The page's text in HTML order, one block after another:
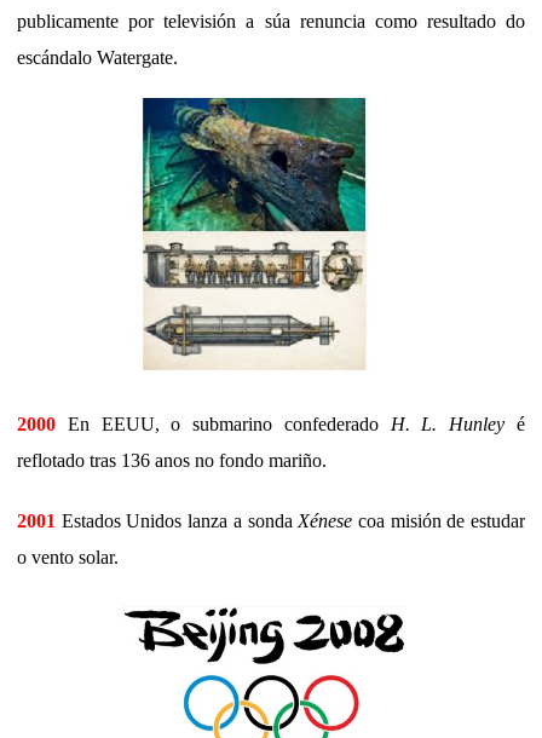
publicamente por televisión a súa renuncia como resultado do
escándalo Watergate.
2000 En EEUU, o submarino confederado H. L. Hunley é
reflotado tras 136 anos no fondo mariño.
2001 Estados Unidos lanza a sondaXénese coa misión de estudar
o vento solar.